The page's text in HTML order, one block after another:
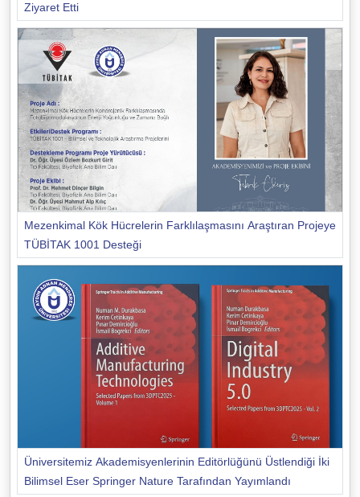
Ziyaret Etti
Mezenkimal Kök Hücrelerin Farklılaşmasını Araştıran Projeye
TÜBİTAK 1001 Desteği
Üniversitemiz Akademisyenlerinin Editörlüğünü Üstlendiği İki
Bilimsel Eser Springer Nature Tarafından Yayımlandı